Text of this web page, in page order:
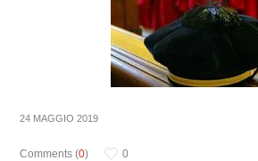
24 MAGGIO 2019
Comments (0)
0